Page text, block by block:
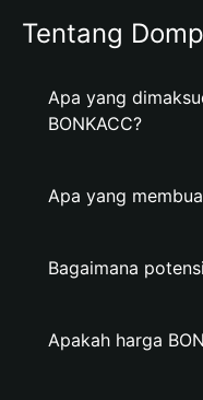
Tentang
Apa yang
BONKACC?
Apa yang
Bagaimana
Apakah harga